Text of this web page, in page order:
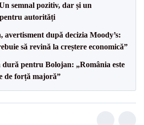
semnal pozitiv, dar și un
autorități
avertisment după decizia Moody’s:
să revină la creștere economică”
dură pentru Bolojan: „România este
de forță majoră”